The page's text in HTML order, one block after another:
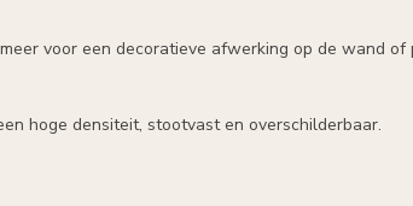
voor een decoratieve afwerking op de wand of
hoge densiteit, stootvast en overschilderbaar.